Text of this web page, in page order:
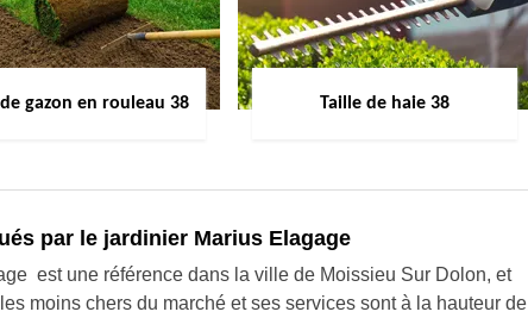
gazon en rouleau 38 Taille de haie 38
par le jardinier Marius Elagage
est une référence dans la ville de Moissieu Sur Dolon, et
moins chers du marché et ses services sont à la hauteur de